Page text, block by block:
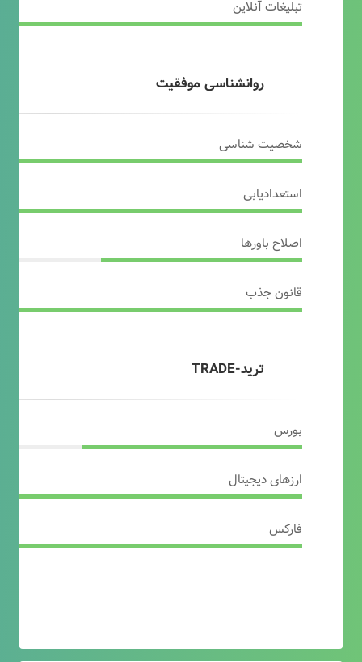
تبلیغات آنلاین
روانشناسی موفقیت
شخصیت شناسی
استعدادیابی
اصلاح باورها
قانون جذب
ترید-TRADE
بورس
ارزهای دیجیتال
فارکس